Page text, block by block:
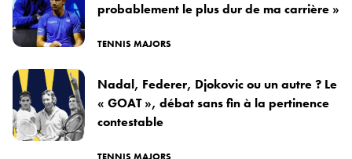
probablement le plus dur de ma carrière »
TENNIS MAJORS
Nadal, Federer, Djokovic ou un autre ? Le
« GOAT », débat sans fin à la pertinence
contestable